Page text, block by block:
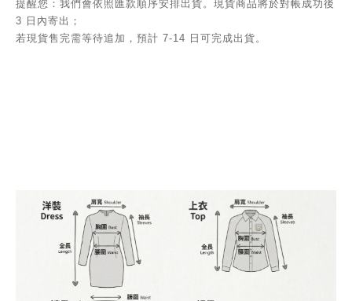
提醒您：我們會依照匯款順序安排出貨。現貨商品將於對帳成功後
3 日內寄出；
若現貨售完需等待追加，預計 7-14 日可完成出貨。